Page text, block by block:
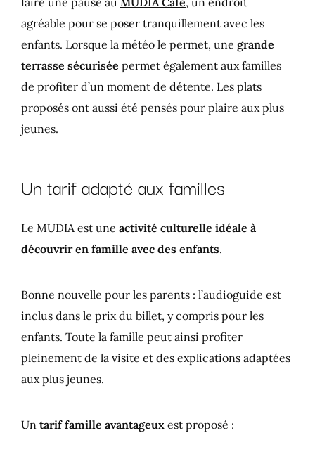
agréable pour se poser tranquillement avec les
enfants. Lorsque la météo le permet, une grande
terrasse sécurisée permet également aux familles
de profiter d’un moment de détente. Les plats
proposés ont aussi été pensés pour plaire aux plus
jeunes.
Un tarif adapté aux familles
Le MUDIA est une activité culturelle idéale à
découvrir en famille avec des enfants.
Bonne nouvelle pour les parents : l’audioguide est
inclus dans le prix du billet, y compris pour les
enfants. Toute la famille peut ainsi profiter
pleinement de la visite et des explications adaptées
aux plus jeunes.
Un tarif famille avantageux est proposé :